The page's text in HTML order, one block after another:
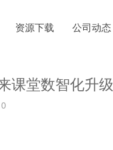
资源下载 公司动态
课堂数智化升级
0